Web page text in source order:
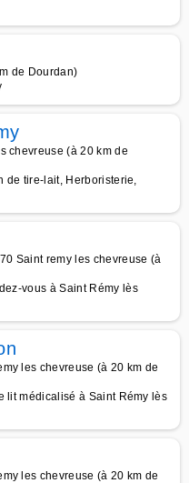
de Dourdan)
chevreuse (à 20 km de
de tire-lait, Herboristerie,
Saint remy les chevreuse (à
vous à Saint Rémy lès
les chevreuse (à 20 km de
lit médicalisé à Saint Rémy lès
les chevreuse (à 20 km de